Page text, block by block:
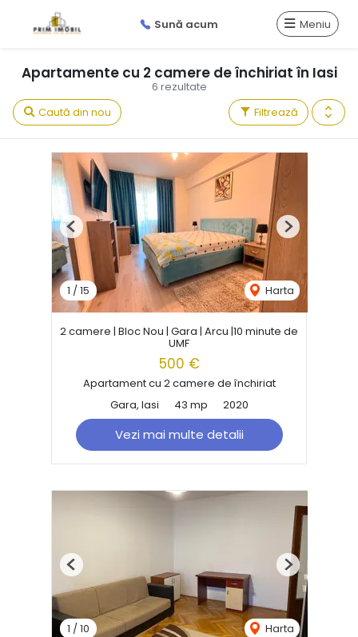
Sună acum Meniu
6 rezultate
Apartamente cu 2 camere de închiriat în Iasi
Filtrează
Caută din nou
1 /15 Harta
Previous Next
2 camere | Bloc Nou | Gara | Arcu |10 minute de
UMF
500 €
Apartament cu 2 camere de închiriat
Gara, Iasi
43 mp 2020
Vezi mai multe detalii
1 /10 Harta
Previous Next